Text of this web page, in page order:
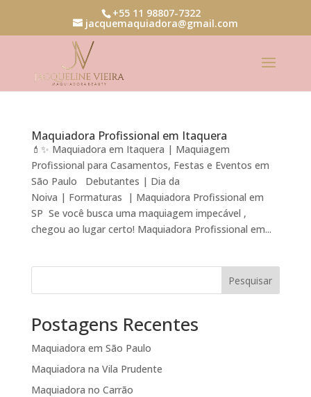
+55 11 98807-7322
jacquemaquiadora@gmail.com
Maquiadora Profissional em Itaquera
💄✨ Maquiadora em Itaquera | Maquiagem
Profissional para Casamentos, Festas e Eventos em
São Paulo Debutantes | Dia da
Noiva | Formaturas | Maquiadora Profissional em
SP Se você busca uma maquiagem impecável ,
chegou ao lugar certo! Maquiadora Profissional em...
Pesquisar
Postagens Recentes
Maquiadora em São Paulo
Maquiadora na Vila Prudente
Maquiadora no Carrão